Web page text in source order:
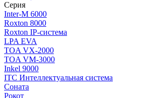
Серия
Inter-M 6000
Roxton 8000
Roxton IP-система
LPA EVA
TOA VX-2000
TOA VM-3000
Inkel 9000
ITC Интеллектуальная система
Соната
Рокот